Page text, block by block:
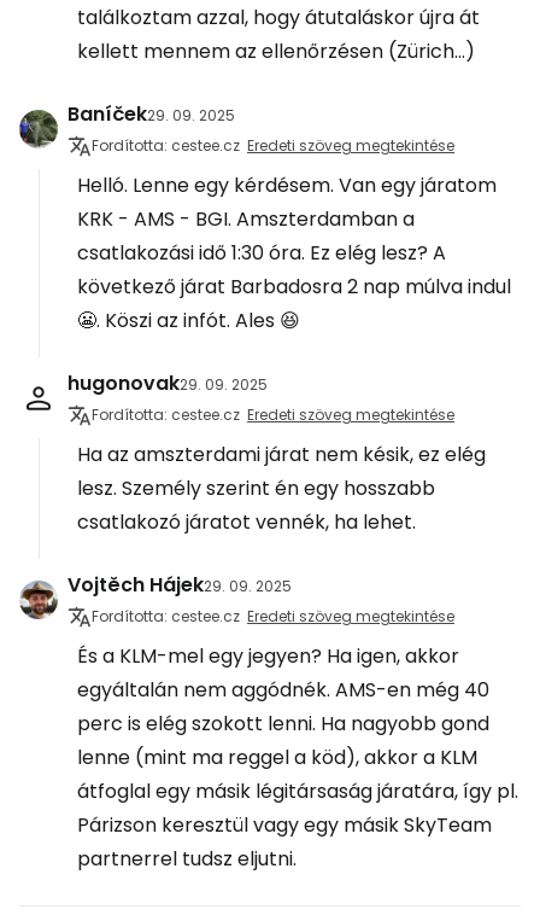
találkoztam azzal, hogy átutaláskor újra át
kellett mennem az ellenőrzésen (Zürich...)
Baníček29. 09. 2025
Fordította: cestee.cz Eredeti szöveg megtekintése
Helló. Lenne egy kérdésem. Van egy járatom
KRK - AMS - BGI. Amszterdamban a
csatlakozási idő 1:30 óra. Ez elég lesz? A
következő járat Barbadosra 2 nap múlva indul
😬. Köszi az infót. Ales 😆
hugonovak29. 09. 2025
Fordította: cestee.cz Eredeti szöveg megtekintése
Ha az amszterdami járat nem késik, ez elég
lesz. Személy szerint én egy hosszabb
csatlakozó járatot vennék, ha lehet.
Vojtěch Hájek29. 09. 2025
Fordította: cestee.cz Eredeti szöveg megtekintése
És a KLM-mel egy jegyen? Ha igen, akkor
egyáltalán nem aggódnék. AMS-en még 40
perc is elég szokott lenni. Ha nagyobb gond
lenne (mint ma reggel a köd), akkor a KLM
átfoglal egy másik légitársaság járatára, így pl.
Párizson keresztül vagy egy másik SkyTeam
partnerrel tudsz eljutni.